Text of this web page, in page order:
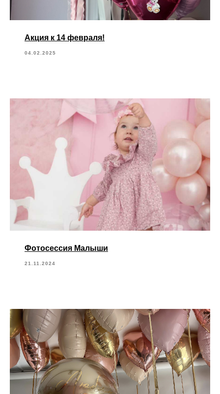
Акция к 14 февраля!
04.02.2025
Фотосессия Малыши
21.11.2024